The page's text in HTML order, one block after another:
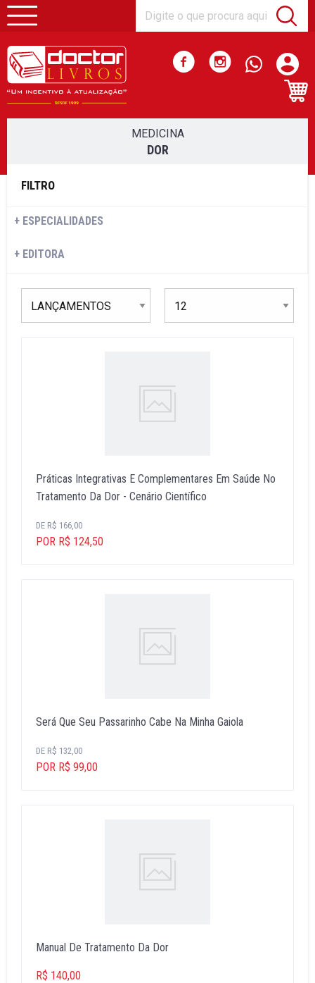
MEDICINA
DOR
FILTRO
ESPECIALIDADES
EDITORA
Práticas Integrativas E Complementares Em Saúde No
Tratamento Da Dor - Cenário Científico
DE R$ 166,00
POR R$ 124,50
Será Que Seu Passarinho Cabe Na Minha Gaiola
DE R$ 132,00
POR R$ 99,00
Manual De Tratamento Da Dor
R$ 140,00